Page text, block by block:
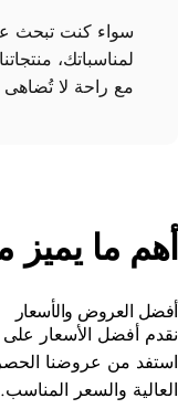
سواء كنت تبحث عن
لمناسباتك،
مع راحة لا تُضاهى
مايميز
العروض والأسعار
أفضل الأسعار على
من عروضنا
والسعر المناسب.